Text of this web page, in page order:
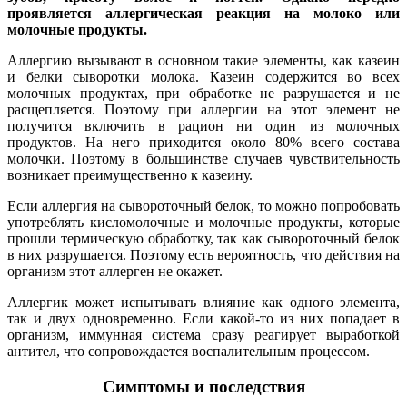
проявляется аллергическая реакция на молоко или
молочные продукты.
Аллергию вызывают в основном такие элементы, как казеин
и белки сыворотки молока. Казеин содержится во всех
молочных продуктах, при обработке не разрушается и не
расщепляется. Поэтому при аллергии на этот элемент не
получится включить в рацион ни один из молочных
продуктов. На него приходится около 80% всего состава
молочки. Поэтому в большинстве случаев чувствительность
возникает преимущественно к казеину.
Если аллергия на сывороточный белок, то можно попробовать
употреблять кисломолочные и молочные продукты, которые
прошли термическую обработку, так как сывороточный белок
в них разрушается. Поэтому есть вероятность, что действия на
организм этот аллерген не окажет.
Аллергик может испытывать влияние как одного элемента,
так и двух одновременно. Если какой-то из них попадает в
организм, иммунная система сразу реагирует выработкой
антител, что сопровождается воспалительным процессом.
Симптомы и последствия